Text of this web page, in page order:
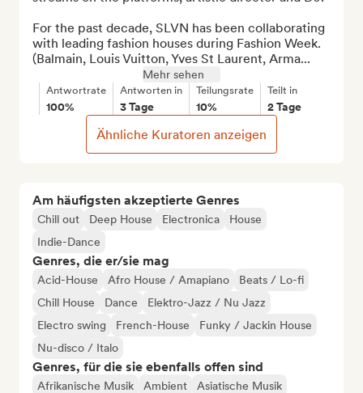
Am häufigsten akzeptierte Genres
Chill out Deep House Electronica
House
Indie-Dance
Genres, die er/sie mag
Acid-House Afro House / Amapiano
Beats / Lo-fi
Chill House
Dance
Elektro-Jazz / Nu Jazz
Electro swing
French-House
Funky / Jackin House
Nu-disco / Italo
Genres, für die sie ebenfalls offen sind
Afrikanische Musik Ambient
Asiatische Musik
For the past decade, SLVN has been collaborating
with leading fashion houses during Fashion Week.
(Balmain, Louis Vuitton, Yves St Laurent, Arma...
Mehr sehen
Antwortrate
100%
Antworten in
3 Tage
Teilungsrate
10%
Teilt in
2 Tage
Ähnliche Kuratoren anzeigen